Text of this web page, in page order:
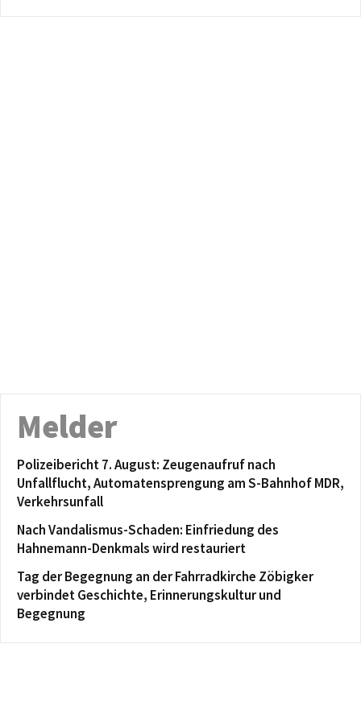
Melder
Polizeibericht 7. August: Zeugenaufruf nach
Unfallflucht, Automatensprengung am S-Bahnhof MDR,
Verkehrsunfall
Nach Vandalismus-Schaden: Einfriedung des
Hahnemann-Denkmals wird restauriert
Tag der Begegnung an der Fahrradkirche Zöbigker
verbindet Geschichte, Erinnerungskultur und
Begegnung